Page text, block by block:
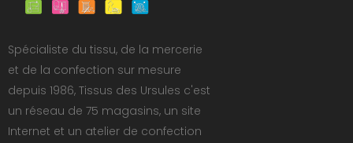
Spécialiste du tissu, de la mercerie
et de la confection sur mesure
depuis 1986, Tissus des Ursules c'est
un réseau de 75 magasins, un site
Internet et un atelier de confection